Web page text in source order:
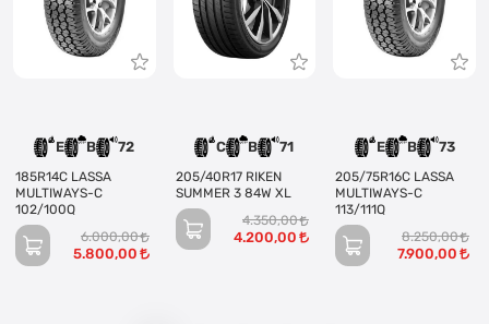
E B 72
185R14C LASSA
MULTIWAYS-C
102/100Q
6.000,00
5.800,00
C B 71
205/40R17 RIKEN
SUMMER 3 84W XL
4.350,00
4.200,00
E B 73
205/75R16C LASSA
MULTIWAYS-C
113/111Q
8.250,00
7.900,00